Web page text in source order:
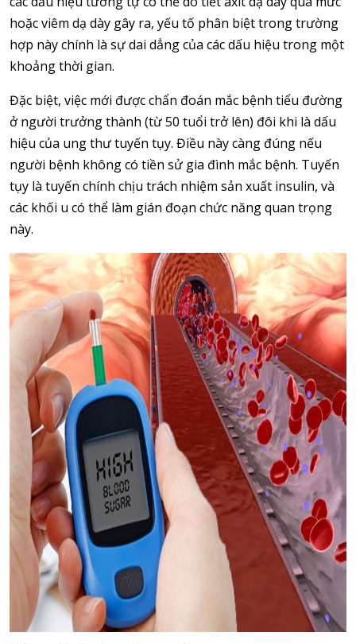
hoặc viêm dạ dày gây ra, yếu tố phân biệt trong trường
hợp này chính là sự dai dẳng của các dấu hiệu trong một
khoảng thời gian.
Đặc biệt, việc mới được chẩn đoán mắc bệnh tiểu đường
ở người trưởng thành (từ 50 tuổi trở lên) đôi khi là dấu
hiệu của ung thư tuyến tụy. Điều này càng đúng nếu
người bệnh không có tiền sử gia đình mắc bệnh. Tuyến
tụy là tuyến chính chịu trách nhiệm sản xuất insulin, và
các khối u có thể làm gián đoạn chức năng quan trọng
này.